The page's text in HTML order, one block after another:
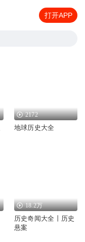
打开APP
2172
地球历史大全
18.2万
历史奇闻大全丨历史
悬案